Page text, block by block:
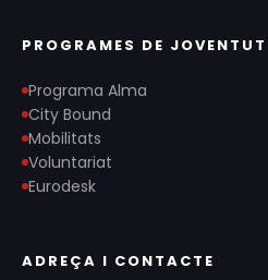
PROGRAMES DE JOVENTUT
Programa Alma
City Bound
Mobilitats
Voluntariat
Eurodesk
ADREÇA I CONTACTE